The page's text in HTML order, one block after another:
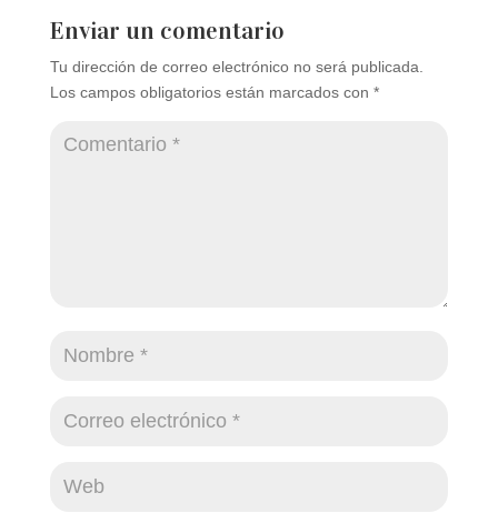
Enviar un comentario
Tu dirección de correo electrónico no será publicada.
Los campos obligatorios están marcados con *